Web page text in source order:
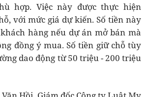
hợp. Việc này được thực hiện
với mức giá dự kiến. Số tiền này
hàng nếu dự án mở bán mà
đồng ý mua. Số tiền giữ chỗ tùy
dao động từ 50 triệu - 200 triệu